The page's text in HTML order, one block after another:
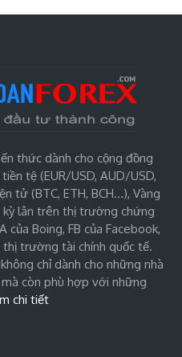
thức dành cho cộng đồng
tệ (EUR/USD, AUD/USD,
tử (BTC, ETH, BCH…), Vàng
kỳ lân trên thị trường chứng
của Boing, FB của Facebook,
trường tài chính quốc tế.
chỉ dành cho những nhà
còn phù hợp với những
chi tiết